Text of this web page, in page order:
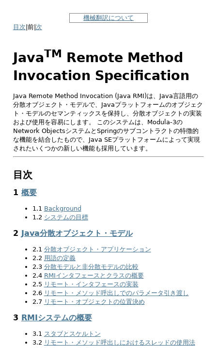
機械翻訳について
目次|前|次
JavaTM Remote Method
Invocation Specification
Java Remote Method Invocation (Java RMI)は、Java言語用の
分散オブジェクト・モデルで、Javaプラットフォームのオブジェク
ト・モデルのセマンティックスを保持し、分散オブジェクトの実装
および使用を容易にします。
このシステムは、Modula-3の
Network ObjectsシステムとSpringのサブコントラクトの特徴的
な機能を結合したもので、Java SEプラットフォームによって実現
されたいくつかの新しい機能も採用しています。
目次
1 概要
1.1 Background
1.2 システムの目標
2 Java分散オブジェクト・モデル
2.1 分散オブジェクト・アプリケーション
2.2 用語の定義
2.3 分散モデルと非分散モデルの比較
2.4 RMIインタフェースとクラスの概要
2.5 リモート・インタフェースの実装
2.6 リモート・メソッド呼出しでのパラメータ引き渡し
2.7 リモート・オブジェクトの位置決め
3 RMIシステムの概要
3.1 スタブとスケルトン
3.2 リモート・メソッド呼出しにおけるスレッドの使用法